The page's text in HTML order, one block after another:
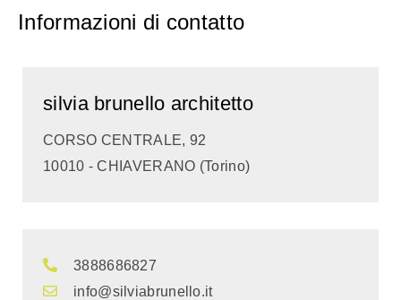
Informazioni di contatto
silvia brunello architetto
CORSO CENTRALE, 92
10010 - CHIAVERANO (Torino)
3888686827
info@silviabrunello.it